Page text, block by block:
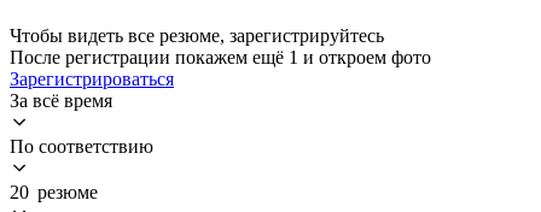
Чтобы видеть все резюме, зарегистрируйтесь
После регистрации покажем ещё 1 и откроем фото
Зарегистрироваться
За всё время
По соответствию
20 резюме